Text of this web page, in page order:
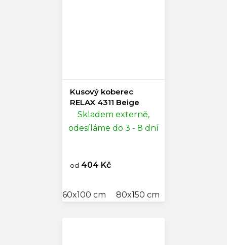
Kusový koberec
RELAX 4311 Beige
Skladem externě,
odesíláme do 3 - 8 dní
od 404 Kč
60x100 cm 80x150 cm